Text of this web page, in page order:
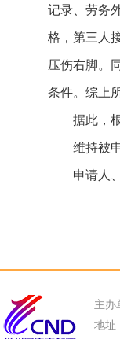
记录、劳务
格，第三人
压伤右脚。
条件。综上
据此，
维持被
申请人
主办
地址